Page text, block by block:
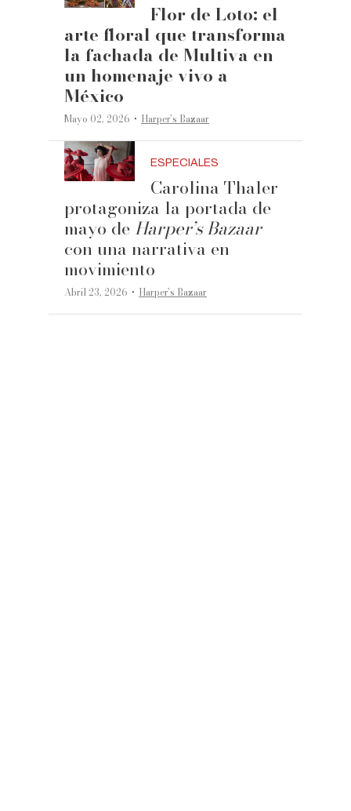
Flor de Loto: el
arte floral que transforma
la fachada de Multiva en
un homenaje vivo a
México
Mayo 02, 2026 ·Harper’s Bazaar
ESPECIALES
Carolina Thaler
protagoniza la portada de
mayo de Harper’s Bazaar
con una narrativa en
movimiento
Abril 23, 2026 ·Harper’s Bazaar